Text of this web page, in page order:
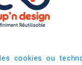
cookies ou